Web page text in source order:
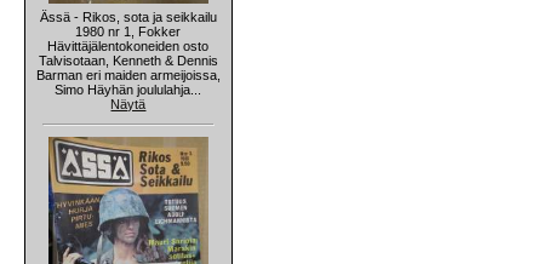
Ässä - Rikos, sota ja seikkailu
1980 nr 1, Fokker
Hävittäjälentokoneiden osto
Talvisotaan, Kenneth & Dennis
Barman eri maiden armeijoissa,
Simo Häyhän joululahja...
Näytä